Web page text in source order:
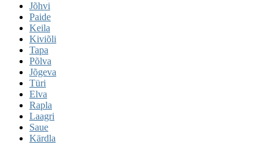
Jõhvi
Paide
Keila
Kiviõli
Tapa
Põlva
Jõgeva
Türi
Elva
Rapla
Laagri
Saue
Kärdla